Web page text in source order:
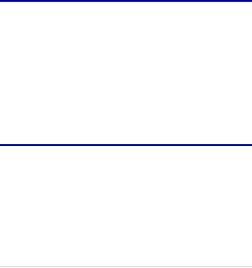
email